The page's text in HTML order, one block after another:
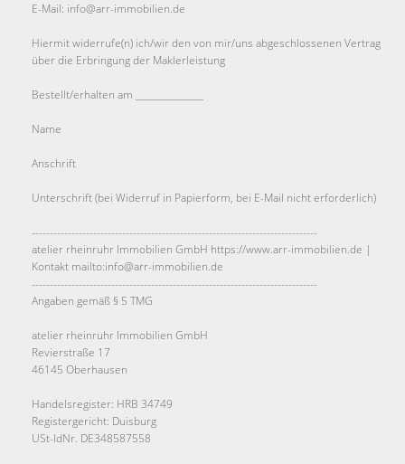
E-Mail: info@arr-immobilien.de
Hiermit widerrufe(n) ich/wir den von mir/uns abgeschlossenen Vertrag
über die Erbringung der Maklerleistung
Bestellt/erhalten am _______________
Name
Anschrift
Unterschrift (bei Widerruf in Papierform, bei E-Mail nicht erforderlich)
-------------------------------------------------------------------------------
atelier rheinruhr Immobilien GmbH https://www.arr-immobilien.de |
Kontakt mailto:info@arr-immobilien.de
-------------------------------------------------------------------------------
Angaben gemäß § 5 TMG
atelier rheinruhr Immobilien GmbH
Revierstraße 17
46145 Oberhausen
Handelsregister: HRB 34749
Registergericht: Duisburg
USt-IdNr. DE348587558